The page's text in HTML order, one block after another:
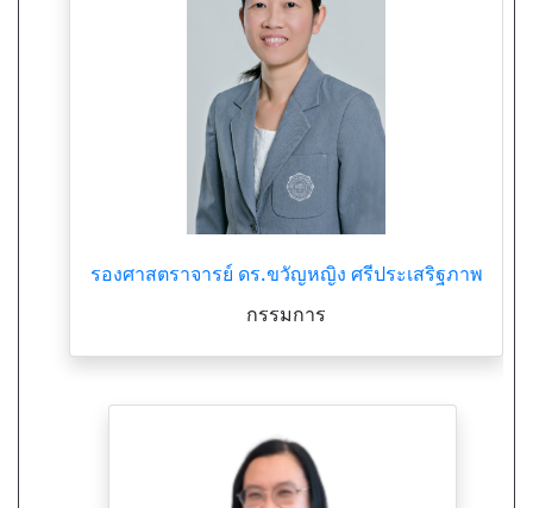
รองศาสตราจารย์ ดร.ขวัญหญิง ศรีประเสริฐภาพ
กรรมการ